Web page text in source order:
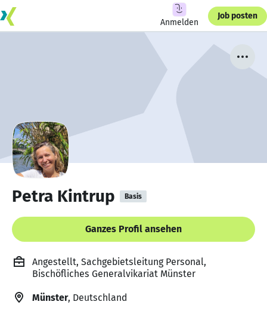
Anmelden
Job posten
Petra Kintrup Basis
Ganzes Profil ansehen
Angestellt, Sachgebietsleitung Personal,
Bischöfliches Generalvikariat Münster
Münster, Deutschland